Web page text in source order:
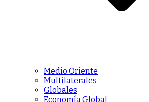
Medio Oriente
Multilaterales
Globales
Economía Global